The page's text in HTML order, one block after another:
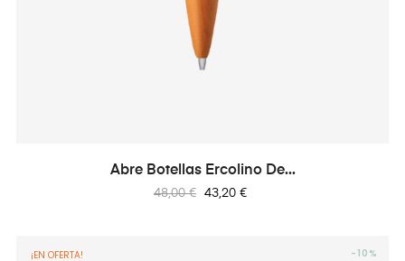
Abre Botellas Ercolino De...
Precio
48,00 € Precio
43,20 €
¡EN OFERTA! -10%